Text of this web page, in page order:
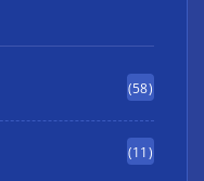
(58)
(11)